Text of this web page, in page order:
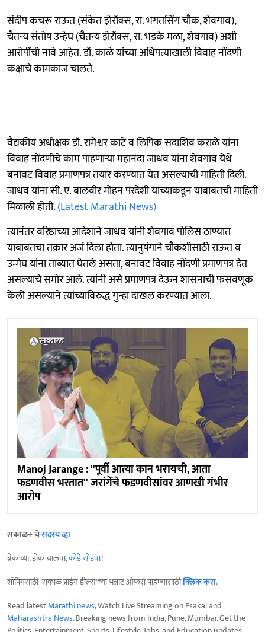
संदीप कचरू राऊत (संकेत झेरॉक्स, रा. भगतसिंग चौक, शेवगाव),
चैतन्य संतोष उन्हेघ (चैतन्य झेरॉक्स, रा. भडके मळा, शेवगाव) अशी
आरोपींची नावे आहेत. डॉ. काळे यांच्या अधिपत्याखाली विवाह नोंदणी
कक्षाचे कामकाज चालते.
वैद्यकीय अधीक्षक डॉ. रामेश्वर काटे व लिपिक सदाशिव कराळे यांना
विवाह नोंदणीचे काम पाहणाऱ्या महानंदा जाधव यांना शेवगाव येथे
बनावट विवाह प्रमाणपत्र तयार करण्यात येत असल्याची माहिती दिली.
जाधव यांना सी. ए. बालवीर मोहन परदेशी यांच्याकडून याबाबतची माहिती
मिळाली होती.(Latest Marathi News)
त्यानंतर वरिष्ठाच्या आदेशाने जाधव यांनी शेवगाव पोलिस ठाण्यात
याबाबतचा तक्रार अर्ज दिला होता. त्यानुषंगाने चौकशीसाठी राऊत व
उन्मेघ यांना ताब्यात घेतले असता, बनावट विवाह नोंदणी प्रमाणपत्र देत
असल्याचे समोर आले. त्यांनी असे प्रमाणपत्र देऊन शासनाची फसवणूक
केली असल्याने त्यांच्याविरुद्ध गुन्हा दाखल करण्यात आला.
Manoj Jarange : ''पूर्वी आत्या कान भरायची, आता
फडणवीस भरतात'' जरांगेंचे फडणवीसांवर आणखी गंभीर
आरोप
सकाळ+ चेसदस्य व्हा
ब्रेक घ्या, डोकं चालवा,कोडे सोडवा!
शॉपिंगसाठी 'सकाळ प्राईम डील्स'च्या भन्नाट ऑफर्स पाहण्यासाठीक्लिक करा.
Read latestMarathi news, Watch Live Streaming on Esakal and
Maharashtra News. Breaking news from India, Pune, Mumbai. Get the